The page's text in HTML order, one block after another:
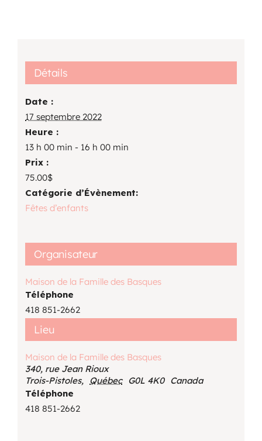
Détails
Date :
17 septembre 2022
Heure :
13 h 00 min - 16 h 00 min
Prix :
75.00$
Catégorie d’Évènement:
Fêtes d’enfants
Lieu
Maison de la Famille des Basques
340, rue Jean Rioux
Trois-Pistoles, Québec G0L 4K0 Canada
Téléphone
418 851-2662
Organisateur
Maison de la Famille des Basques
Téléphone
418 851-2662